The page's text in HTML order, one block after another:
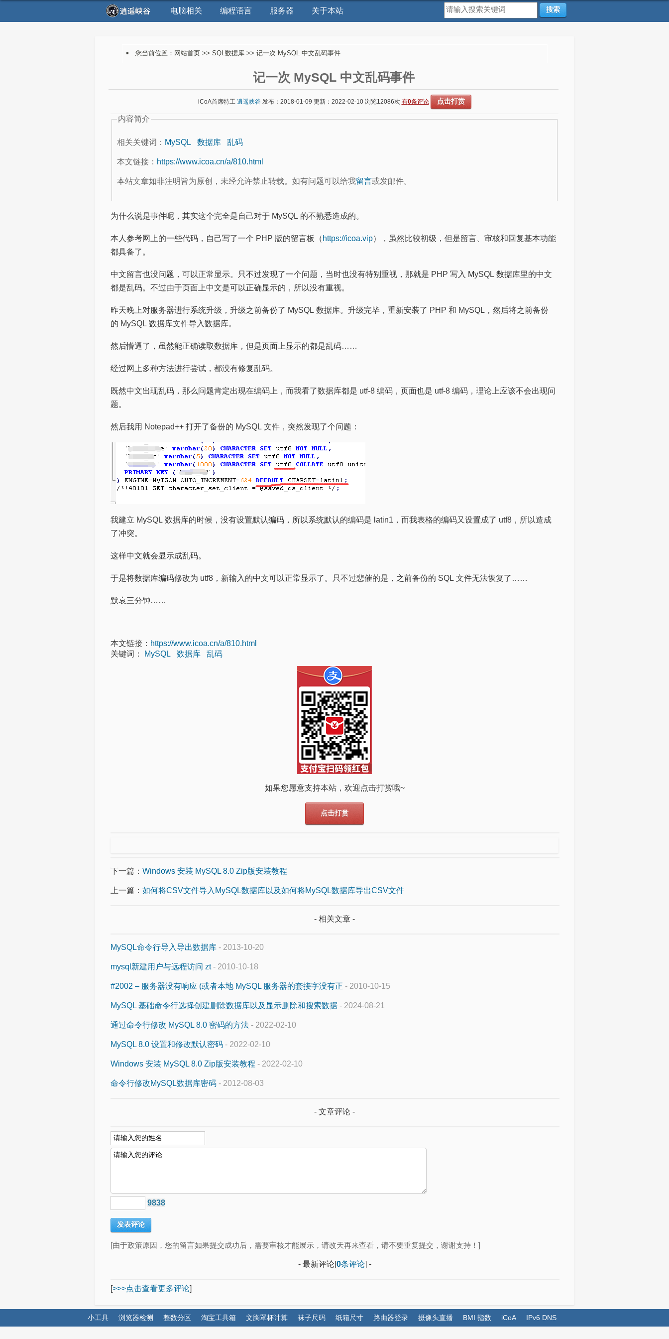
电脑相关 编程语言 服务器 关于本站 搜索
您当前位置： 网站首页>> SQL数据库>> 记一次 MySQL 中文乱码事件
记一次 MySQL 中文乱码事件
iCoA首席特工 逍遥峡谷发布：2018-01-09 更新：2022-02-10 浏览12086次 有0条评论 点击打赏
内容简介
相关关键词： MySQL 数据库 乱码
本文链接： https://www.icoa.cn/a/810.html
本站文章如非注明皆为原创，未经允许禁止转载。如有问题可以给我留言或发邮件。
为什么说是事件呢，其实这个完全是自己对于 MySQL 的不熟悉造成的。
本人参考网上的一些代码，自己写了一个 PHP 版的留言板（ https://icoa.vip），虽然比较初级，但是留言、审核和回复基本功能
都具备了。
中文留言也没问题，可以正常显示。只不过发现了一个问题，当时也没有特别重视，那就是 PHP 写入 MySQL 数据库里的中文
都是乱码。不过由于页面上中文是可以正确显示的，所以没有重视。
昨天晚上对服务器进行系统升级，升级之前备份了 MySQL 数据库。升级完毕，重新安装了 PHP 和 MySQL，然后将之前备份
的 MySQL 数据库文件导入数据库。
然后懵逼了，虽然能正确读取数据库，但是页面上显示的都是乱码……
经过网上多种方法进行尝试，都没有修复乱码。
既然中文出现乱码，那么问题肯定出现在编码上，而我看了数据库都是 utf-8 编码，页面也是 utf-8 编码，理论上应该不会出现问
题。
然后我用 Notepad++ 打开了备份的 MySQL 文件，突然发现了个问题：
我建立 MySQL 数据库的时候，没有设置默认编码，所以系统默认的编码是 latin1，而我表格的编码又设置成了 utf8，所以造成
了冲突。
这样中文就会显示成乱码。
于是将数据库编码修改为 utf8，新输入的中文可以正常显示了。只不过悲催的是，之前备份的 SQL 文件无法恢复了……
默哀三分钟……
本文链接： https://www.icoa.cn/a/810.html
关键词：
MySQL 数据库 乱码
如果您愿意支持本站，欢迎点击打赏哦~
点击打赏
下一篇： Windows 安装 MySQL 8.0 Zip版安装教程
上一篇： 如何将CSV文件导入MySQL数据库以及如何将MySQL数据库导出CSV文件
- 相关文章 -
MySQL命令行导入导出数据库 - 2013-10-20
mysql新建用户与远程访问 zt- 2010-10-18
#2002 – 服务器没有响应 (或者本地 MySQL 服务器的套接字没有正 - 2010-10-15
MySQL 基础命令行选择创建删除数据库以及显示删除和搜索数据 - 2024-08-21
通过命令行修改 MySQL 8.0 密码的方法 - 2022-02-10
MySQL 8.0 设置和修改默认密码 - 2022-02-10
Windows 安装 MySQL 8.0 Zip版安装教程 - 2022-02-10
命令行修改MySQL数据库密码 - 2012-08-03
- 文章评论 -
9838
[由于政策原因，您的留言如果提交成功后，需要审核才能展示，请改天再来查看，请不要重复提交，谢谢支持！]
- 最新评论[0条评论] -
[>>>点击查看更多评论]
小工具 浏览器检测 整数分区 淘宝工具箱 文胸罩杯计算 袜子尺码 纸箱尺寸 路由器登录 摄像头直播 BMI 指数 iCoA IPv6 DNS